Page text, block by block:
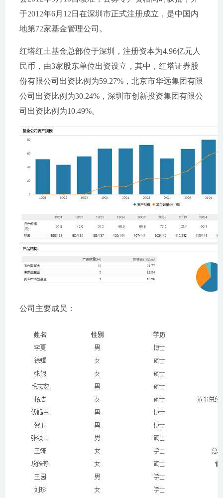
于2012年6月12日在深圳市正式注册成立，是中国内
地第72家基金管理公司。
红塔红土基金总部位于深圳，注册资本为4.96亿元人
民币，由3家股东单位出资设立，其中，红塔证券股
份有限公司出资比例为59.27%，北京市华远集团有限
公司出资比例为30.24%，深圳市创新投资集团有限公
司出资比例为10.49%。
公司主要成员：